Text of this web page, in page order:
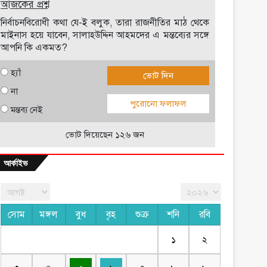
আজকের প্রশ্ন
নির্বাচনবিরোধী কথা যে-ই বলুক, তারা রাজনীতির মাঠ থেকে
মাইনাস হয়ে যাবেন, সালাহউদ্দিন আহমদের এ মন্তব্যের সঙ্গে
আপনি কি একমত?
হ্যাঁ
না
মন্তব্য নেই
ভোট দিন
পুরোনো ফলাফল
ভোট দিয়েছেন ১২৬ জন
আর্কাইভ
সোম মঙ্গল বুধ বৃহ শুক্র শনি রবি
১ ২